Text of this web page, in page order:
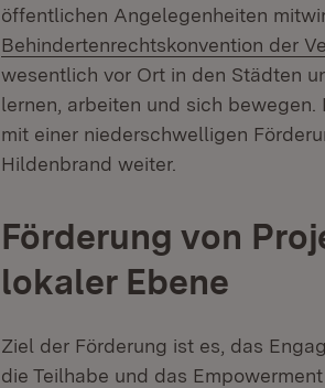
öffentlichen Angelegenheiten
Behindertenrechtskonvention der
wesentlich vor Ort in den Städten
lernen, arbeiten und sich
mit einer niederschwelligen
Hildenbrand weiter.
Förderung von
lokaler Ebene
Ziel der Förderung ist es, das
die Teilhabe und das